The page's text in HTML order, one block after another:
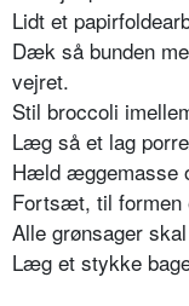
Lidt et
Dæk så bunden
vejret.
Stil broccoli
Læg så et lag
Hæld æggemasse
Fortsæt, til formen
Alle grønsager
Læg et stykke